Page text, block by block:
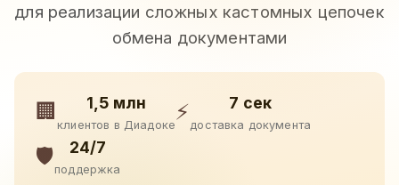
для реализации сложных кастомных цепочек
обмена документами
🏢 1,5 млн
клиентов в Диадоке
⚡ 7 сек
доставка документа
🛡️ 24/7
поддержка